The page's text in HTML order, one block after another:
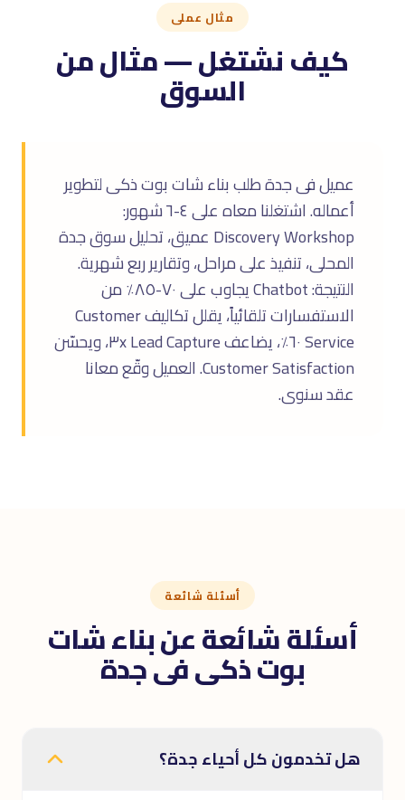
مثال عملى
كيف نشتغل — مثال من
السوق
عميل فى جدة طلب بناء شات بوت ذكى لتطوير
أعماله. اشتغلنا معاه على ٤-٦ شهور:
Discovery Workshop عميق، تحليل سوق جدة
المحلى، تنفيذ على مراحل، وتقارير ربع شهرية.
النتيجة: Chatbot يجاوب على ٧٠-٨٥٪ من
الاستفسارات تلقائياً، يقلل تكاليف Customer
Service ٦٠٪، يضاعف Lead Capture ٣x، ويحسّن
Customer Satisfaction. العميل وقّع معانا
عقد سنوى.
أسئلة شائعة
أسئلة شائعة عن بناء شات
بوت ذكى فى جدة
هل تخدمون كل أحياء جدة؟